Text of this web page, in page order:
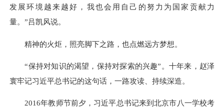
发展环境越来越好，我也会用自己的努力为国家贡献力
量。”吕凯风说。
精神的火炬，照亮脚下之路，也点燃远方梦想。
“保持对知识的渴望，保持对探索的兴趣”。十年来，赵泽
寰牢记习近平总书记的这句话，一路攻读、持续深造。
2016年教师节前夕，习近平总书记来到北京市八一学校考